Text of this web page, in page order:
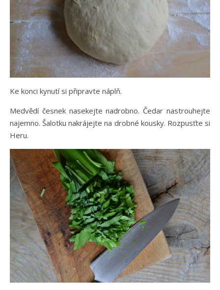
Ke konci kynutí si připravte náplň.
Medvědí česnek nasekejte nadrobno. Čedar nastrouhejte
najemno. Šalotku nakrájejte na drobné kousky. Rozpusťte si
Heru.